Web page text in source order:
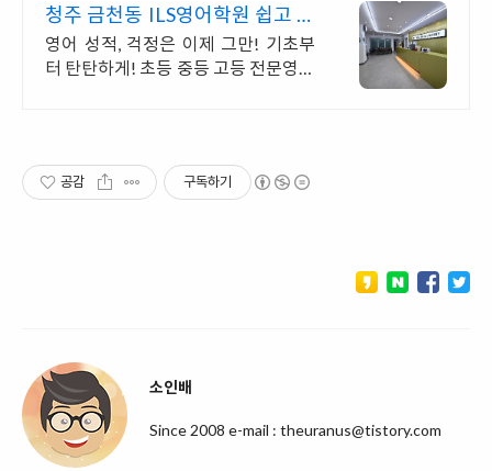
청주 금천동 ILS영어학원 쉽고 재
미있게 배우는 영어
영어 성적, 걱정은 이제 그만! 기초부
터 탄탄하게! 초등 중등 고등 전문영어
공감 구독하기
소인배
Since 2008 e-mail : theuranus@tistory.com